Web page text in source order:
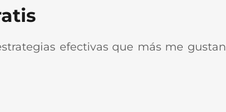
efectivas que más me